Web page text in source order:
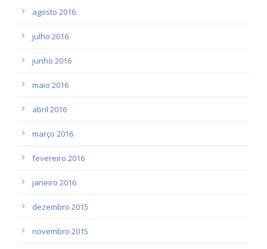
agosto 2016
julho 2016
junho 2016
maio 2016
abril 2016
março 2016
fevereiro 2016
janeiro 2016
dezembro 2015
novembro 2015